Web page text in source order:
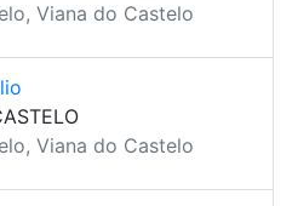
Viana do Castelo
Viana do Castelo